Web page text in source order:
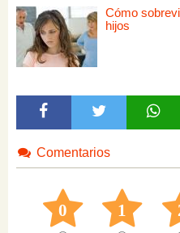
Cómo
hijos
Comentarios
0 1